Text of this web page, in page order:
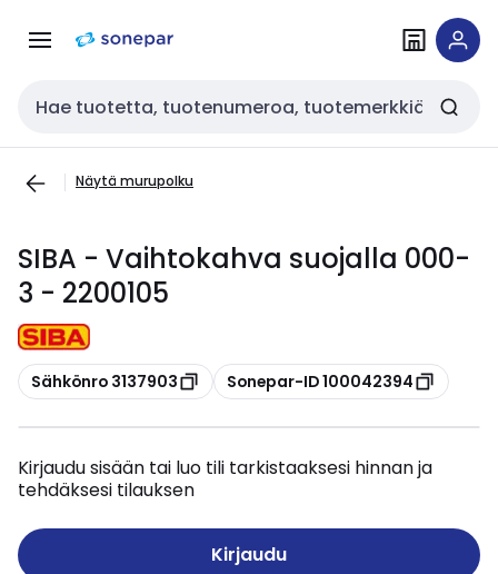
navigointiinsisältöön
Haku
Näytä murupolku
SIBA - Vaihtokahva suojalla 000-
3 - 2200105
Kopioi
Sähkönro 3137903 Kopioi
Sonepar-ID 100042394
Kirjaudu sisään tai luo tili tarkistaaksesi hinnan ja
tehdäksesi tilauksen
Kirjaudu